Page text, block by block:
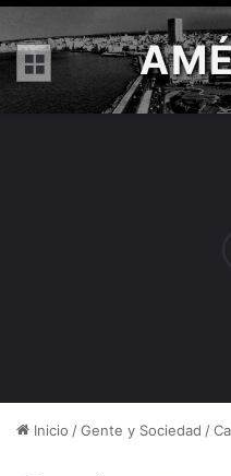
Menú
Inicio /Gente y Sociedad /